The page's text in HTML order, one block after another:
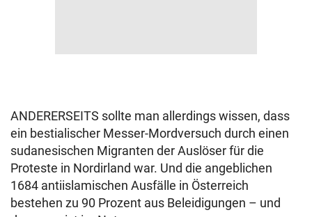
ANDERERSEITS sollte man allerdings wissen, dass
ein bestialischer Messer-Mordversuch durch einen
sudanesischen Migranten der Auslöser für die
Proteste in Nordirland war. Und die angeblichen
1684 antiislamischen Ausfälle in Österreich
bestehen zu 90 Prozent aus Beleidigungen – und